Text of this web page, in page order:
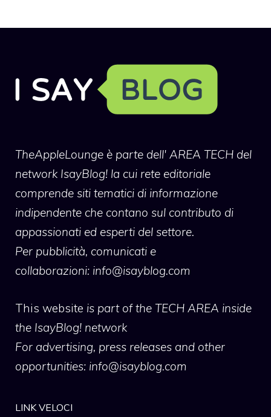
TheAppleLounge è parte dell' AREA TECH del
network IsayBlog! la cui rete editoriale
comprende siti tematici di informazione
indipendente che contano sul contributo di
appassionati ed esperti del settore.
Per pubblicità, comunicati e
collaborazioni: info@isayblog.com
This website is part of the TECH AREA inside
the IsayBlog! network
For advertising, press releases and other
opportunities: info@isayblog.com
LINK VELOCI